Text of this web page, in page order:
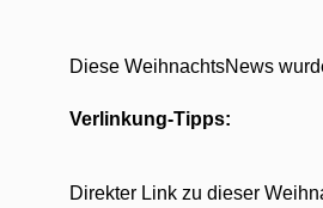
Diese WeihnachtsNews
Verlinkung-Tipps:
Direkter Link zu dieser